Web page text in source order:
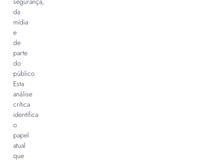
da
mídia
e
de
parte
do
público.
Esta
análise
crítica
identifica
o
papel
atual
que